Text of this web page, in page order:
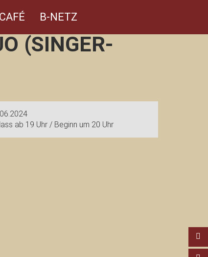
B-NETZ
(SINGER-
ab 19 Uhr / Beginn um 20 Uhr